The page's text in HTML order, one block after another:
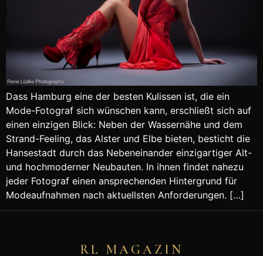
Dass Hamburg eine der besten Kulissen ist, die ein
Mode-Fotograf sich wünschen kann, erschließt sich auf
einen einzigen Blick: Neben der Wassernähe und dem
Strand-Feeling, das Alster und Elbe bieten, besticht die
Hansestadt durch das Nebeneinander einzigartiger Alt-
und hochmoderner Neubauten. In ihnen findet nahezu
jeder Fotograf einen ansprechenden Hintergrund für
Modeaufnahmen nach aktuellsten Anforderungen. […]
RL MAGAZIN